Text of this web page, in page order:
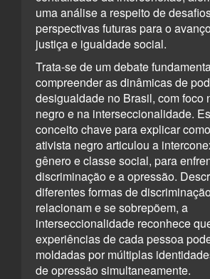
uma análise a respeito de
perspectivas futuras para o
justiça e igualdade social.
Trata-se de um debate
compreender as dinâmicas de
desigualdade no Brasil, com foco
negro e na interseccionalidade.
conceito chave para explicar
ativista negro articulou a
gênero e classe social, para
discriminação e a opressão.
diferentes formas de
relacionam e se sobrepõem, a
interseccionalidade reconhece
experiências de cada pessoa
moldadas por múltiplas
de opressão simultaneamente.